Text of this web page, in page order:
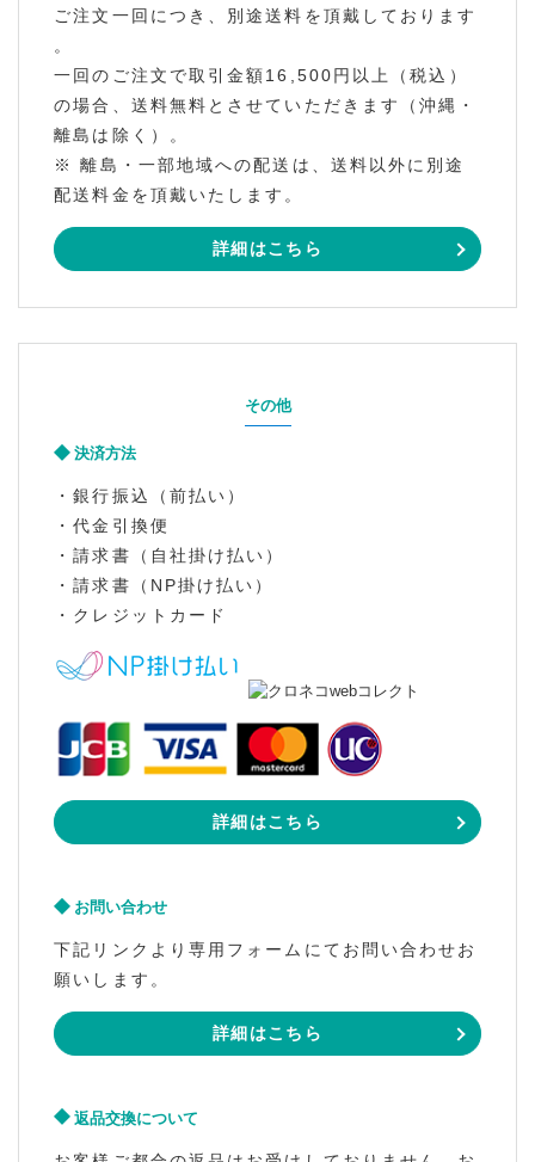
ご注文一回につき、別途送料を頂戴しております
。
一回のご注文で取引金額16,500円以上（税込）
の場合、送料無料とさせていただきます（沖縄・
離島は除く）。
※ 離島・一部地域への配送は、送料以外に別途
配送料金を頂戴いたします。
詳細はこちら
その他
決済方法
・銀行振込（前払い）
・代金引換便
・請求書（自社掛け払い）
・請求書（NP掛け払い）
・クレジットカード
詳細はこちら
お問い合わせ
下記リンクより専用フォームにてお問い合わせお
願いします。
詳細はこちら
返品交換について